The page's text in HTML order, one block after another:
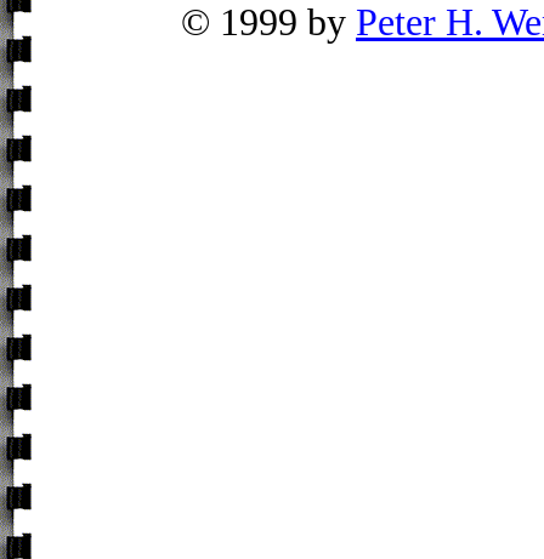
© 1999 by Peter H.